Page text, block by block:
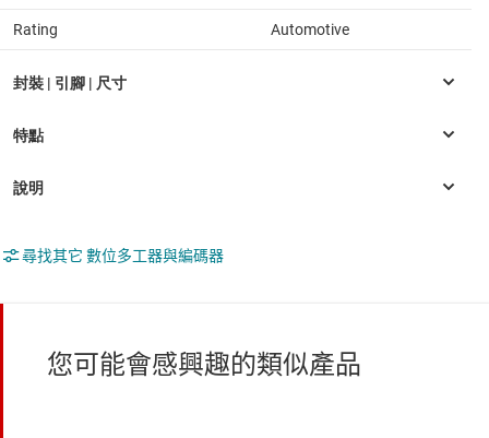
Rating Automotive
尋找其它 數位多工器與編碼器
您可能會感興趣的類似產品